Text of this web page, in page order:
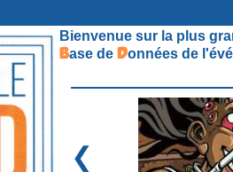
Bienvenue sur la plus
Base de Données de
❮